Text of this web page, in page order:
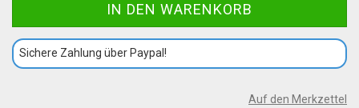
Sichere Zahlung über Paypal!
Auf den Merkzettel